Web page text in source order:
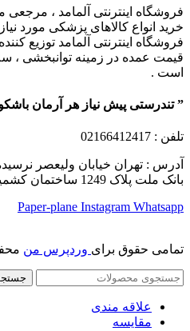
فروشگاه اینترنتی آلمامد ،
خرید انواع کالاهای پزشکی مورد
فروشگاه اینترنتی آلمامد توزیع
قیمت عمده در زمینه توانبخشی ،
است .
” تندرستی پیش نیاز هر آرمان
تلفن : 02166412417
آدرس : تهران خیابان ولیعصر
بانک ملت پلاک 1249 ساختمان کشمیر طبقه سوم واحد 2
Paper-plane Instagram Whatsapp
تمامی حقوق برای وردپرس من
علاقه مندی
مقایسه